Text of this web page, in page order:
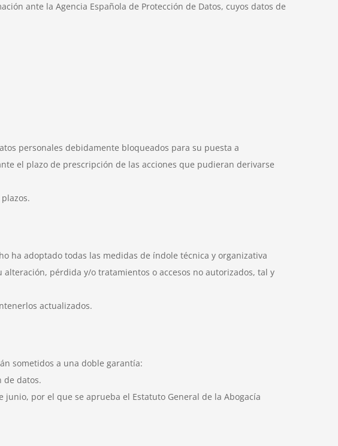
ante la Agencia Española de Protección de Datos, cuyos datos de
personales debidamente bloqueados para su puesta a
el plazo de prescripción de las acciones que pudieran derivarse
ha adoptado todas las medidas de índole técnica y organizativa
pérdida y/o tratamientos o accesos no autorizados, tal y
actualizados.
sometidos a una doble garantía:
de datos.
por el que se aprueba el Estatuto General de la Abogacía